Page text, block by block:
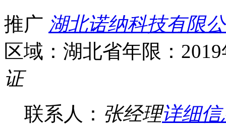
推广 湖北诺纳科技有限
区域：湖北省年限：
证
联系人： 张经理详细信